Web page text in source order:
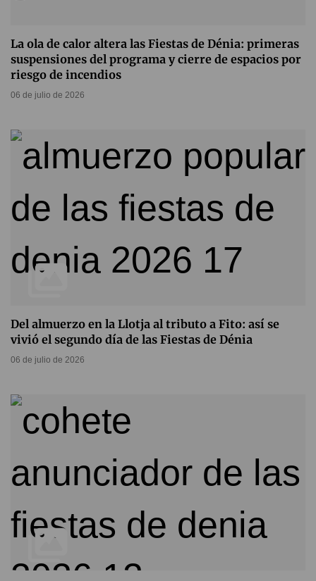
La ola de calor altera las Fiestas de Dénia: primeras
suspensiones del programa y cierre de espacios por
riesgo de incendios
06 de julio de 2026
Del almuerzo en la Llotja al tributo a Fito: así se
vivió el segundo día de las Fiestas de Dénia
06 de julio de 2026